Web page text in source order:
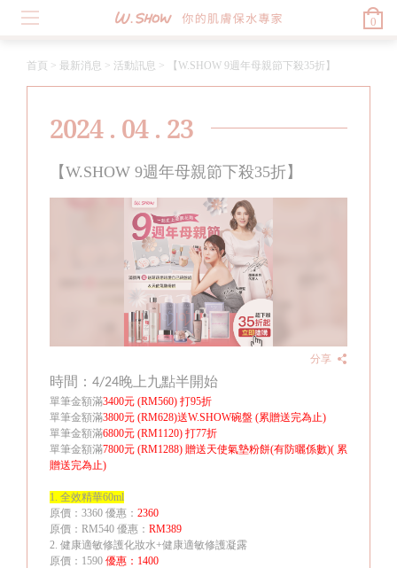
0
首頁 > 最新消息 > 活動訊息 > 【W.SHOW 9週年母親節下殺35折】
2024 . 04 . 23
【W.SHOW 9週年母親節下殺35折】
分享
時間： 4/24晚上九點半開始
單筆金額滿3400元 (RM560) 打95折
單筆金額滿3800元 (RM628)送W.SHOW碗盤 (累贈送完為止)
單筆金額滿6800元 (RM1120) 打77折
單筆金額滿7800元 (RM1288) 贈送天使氣墊粉餅(有防曬係數)( 累
贈送完為止)
1. 全效精華60ml
原價： 3360 優惠： 2360
原價： RM540 優惠： RM389
2. 健康適敏修護化妝水+健康適敏修護凝露
原價： 1590 優惠： 1400